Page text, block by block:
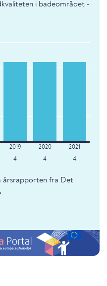
i badeområdet -
4 4 4
årsrapporten fra Det